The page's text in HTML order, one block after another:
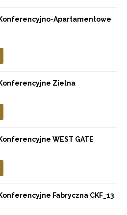
Apartamentowe
Zielna
WEST GATE
Fabryczna CKF_13